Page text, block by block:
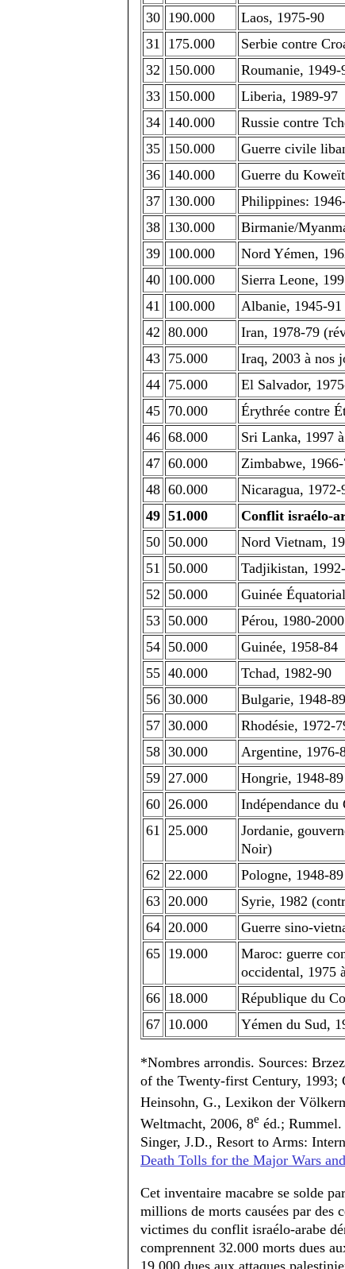
30 190.000
Laos, 1975-90
31 175.000
Serbie contre
32 150.000
Roumanie,
33 150.000
Liberia, 1989-97
34 140.000
Russie contre
35 150.000
Guerre civile
36 140.000
Guerre du
37 130.000
Philippines:
38 130.000
Birmanie/
39 100.000
Nord Yémen,
40 100.000
Sierra Leone,
41 100.000
Albanie, 1945-
42 80.000
Iran, 1978-79
43 75.000
Iraq, 2003 à nos
44 75.000
El Salvador,
45 70.000
Érythrée contre
46 68.000
Sri Lanka, 1997
47 60.000
Zimbabwe,
48 60.000
Nicaragua,
49 51.000
Conflit israélo-
50 50.000
Nord Vietnam,
51 50.000
Tadjikistan,
52 50.000
Guinée
53 50.000
Pérou, 1980-2000
54 50.000
Guinée, 1958-84
55 40.000
Tchad, 1982-90
56 30.000
Bulgarie, 1948-
57 30.000
Rhodésie, 1972-
58 30.000
Argentine, 1976-
59 27.000
Hongrie, 1948-
60 26.000
Indépendance
61 25.000
Jordanie,
Noir)
62 22.000
Pologne, 1948-
63 20.000
Syrie, 1982
64 20.000
Guerre sino-
65 19.000
Maroc: guerre
occidental, 1975
66 18.000
République du
67 10.000 Yémen du Sud,
*Nombres arrondis. Sources:
of the Twenty-first Century,
Heinsohn, G., Lexikon der
Weltmacht, 2006, 8e éd.;
Singer, J.D., Resort to Arms:
Death Tolls for the Major Wars
Cet inventaire macabre se solde
millions de morts causées par des
victimes du conflit israélo-arabe
comprennent 32.000 morts dues
19.000 dues aux attaques